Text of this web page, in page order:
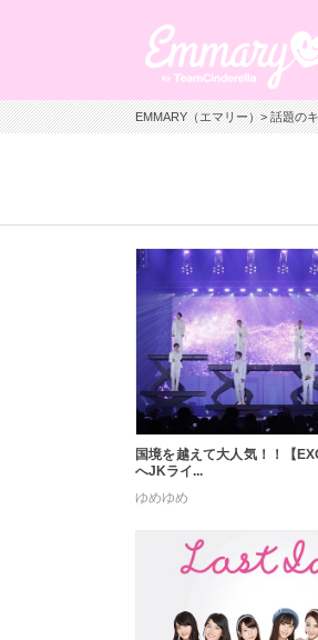
EMMARY（エマリー）>話題の
国境を越えて大人気！！【
へJKライ...
ゆめゆめ